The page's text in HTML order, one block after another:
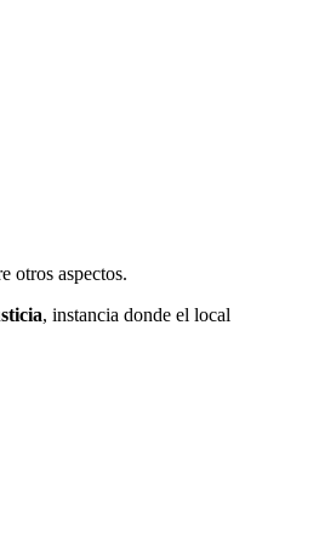
otros aspectos.
, instancia donde el local